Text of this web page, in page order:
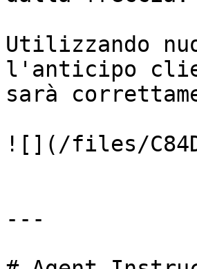
Utilizzando
l'anticipo
sarà
![](/files/
---